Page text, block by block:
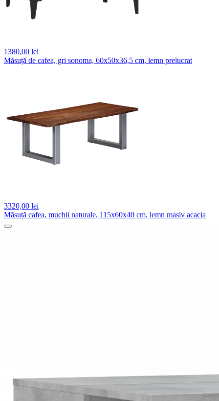
1380,00 lei
Măsuță de cafea, gri sonoma, 60x50x36,5 cm, lemn prelucrat
3320,00 lei
Măsuță cafea, muchii naturale, 115x60x40 cm, lemn masiv acacia